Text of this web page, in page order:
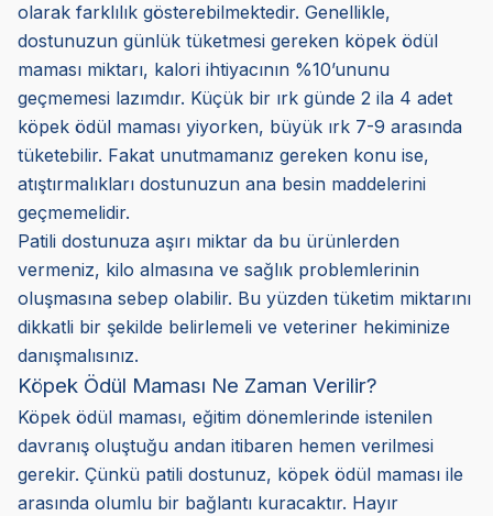
olarak farklılık gösterebilmektedir. Genellikle,
dostunuzun günlük tüketmesi gereken köpek ödül
maması miktarı, kalori ihtiyacının %10’ununu
geçmemesi lazımdır. Küçük bir ırk günde 2 ila 4 adet
köpek ödül maması yiyorken, büyük ırk 7-9 arasında
tüketebilir. Fakat unutmamanız gereken konu ise,
atıştırmalıkları dostunuzun ana besin maddelerini
geçmemelidir.
Patili dostunuza aşırı miktar da bu ürünlerden
vermeniz, kilo almasına ve sağlık problemlerinin
oluşmasına sebep olabilir. Bu yüzden tüketim miktarını
dikkatli bir şekilde belirlemeli ve veteriner hekiminize
danışmalısınız.
Köpek Ödül Maması Ne Zaman Verilir?
Köpek ödül maması, eğitim dönemlerinde istenilen
davranış oluştuğu andan itibaren hemen verilmesi
gerekir. Çünkü patili dostunuz, köpek ödül maması ile
arasında olumlu bir bağlantı kuracaktır. Hayır